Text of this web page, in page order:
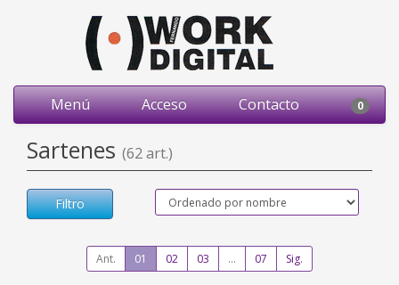
Menú Acceso Contacto 0
Sartenes (62 art.)
Filtro
Ant. 01 02 03 ... 07 Sig.